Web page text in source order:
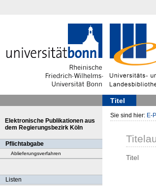
Titel
Elektronische Publikationen aus
dem Regierungsbezirk Köln
Pflichtabgabe
Ablieferungsverfahren
Listen
Sie sind hier: E-
Titel